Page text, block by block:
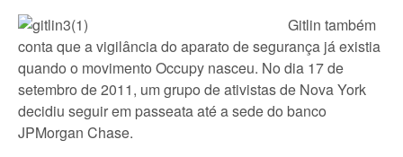
Gitlin também
conta que a vigilância do aparato de segurança já existia
quando o movimento Occupy nasceu. No dia 17 de
setembro de 2011, um grupo de ativistas de Nova York
decidiu seguir em passeata até a sede do banco
JPMorgan Chase.